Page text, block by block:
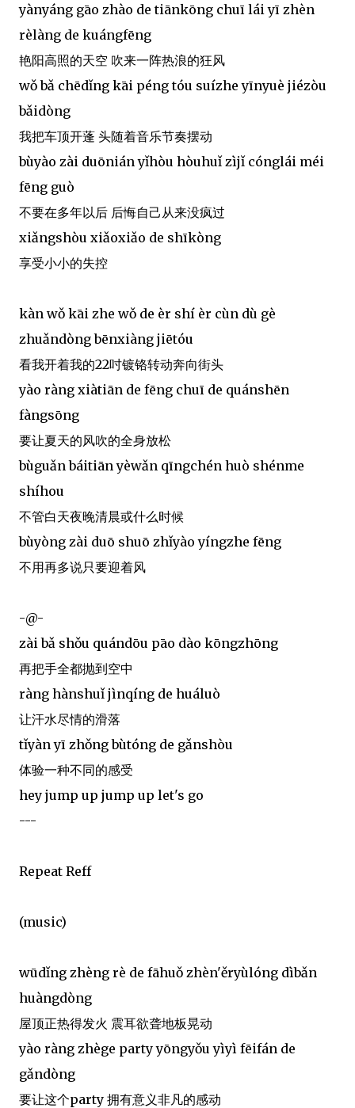
yànyáng gāo zhào de tiānkōng chuī lái yī zhèn
rèlàng de kuángfēng
艳阳高照的天空 吹来一阵热浪的狂风
wǒ bǎ chēdǐng kāi péng tóu suízhe yīnyuè jiézòu
bǎidòng
我把车顶开蓬 头随着音乐节奏摆动
bùyào zài duōnián yǐhòu hòuhuǐ zìjǐ cónglái méi
fēng guò
不要在多年以后 后悔自己从来没疯过
xiǎngshòu xiǎoxiǎo de shīkòng
享受小小的失控
kàn wǒ kāi zhe wǒ de èr shí èr cùn dù gè
zhuǎndòng bēnxiàng jiētóu
看我开着我的22吋镀铬转动奔向街头
yào ràng xiàtiān de fēng chuī de quánshēn
fàngsōng
要让夏天的风吹的全身放松
bùguǎn báitiān yèwǎn qīngchén huò shénme
shíhou
不管白天夜晚清晨或什么时候
bùyòng zài duō shuō zhǐyào yíngzhe fēng
不用再多说只要迎着风
-@-
zài bǎ shǒu quándōu pāo dào kōngzhōng
再把手全都抛到空中
ràng hànshuǐ jìnqíng de huáluò
让汗水尽情的滑落
tǐyàn yī zhǒng bùtóng de gǎnshòu
体验一种不同的感受
hey jump up jump up let's go
---
Repeat Reff
(music)
wūdǐng zhèng rè de fāhuǒ zhèn'ěryùlóng dìbǎn
huàngdòng
屋顶正热得发火 震耳欲聋地板晃动
yào ràng zhège party yōngyǒu yìyì fēifán de
gǎndòng
要让这个party 拥有意义非凡的感动